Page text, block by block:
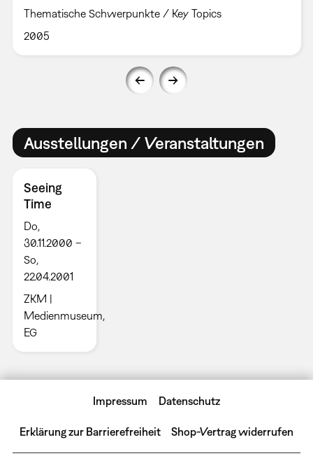
Thematische Schwerpunkte / Key Topics
2005
Ausstellungen / Veranstaltungen
Seeing
Time
Do,
30.11.2000 –
So,
22.04.2001
ZKM |
Medienmuseum,
EG
Impressum Datenschutz
Erklärung zur Barrierefreiheit Shop-Vertrag widerrufen